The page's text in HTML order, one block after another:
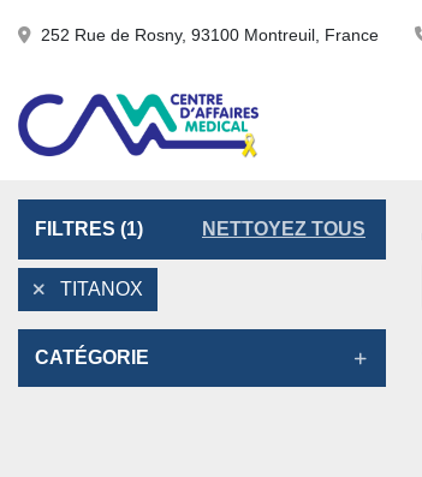
252 Rue de Rosny, 93100 Montreuil, France
FILTRES (1) NETTOYEZ TOUS
TITANOX
CATÉGORIE